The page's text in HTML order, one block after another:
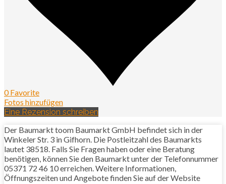
0 Favorite
Fotos hinzufügen
Eine Rezension schreiben
Der Baumarkt toom Baumarkt GmbH befindet sich in der
Winkeler Str. 3 in Gifhorn. Die Postleitzahl des Baumarkts
lautet 38518. Falls Sie Fragen haben oder eine Beratung
benötigen, können Sie den Baumarkt unter der Telefonnummer
05371 72 46 10 erreichen. Weitere Informationen,
Öffnungszeiten und Angebote finden Sie auf der Website